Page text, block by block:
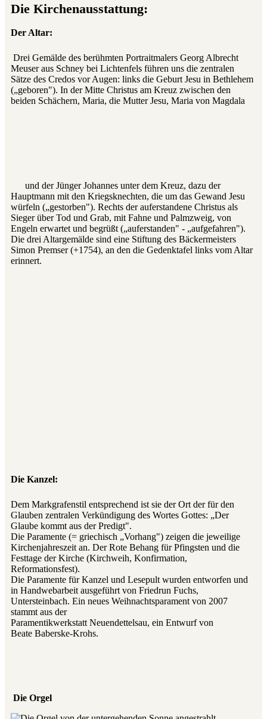
Die Kirchenausstattung:
Der Altar:
Drei Gemälde des berühmten Portraitmalers Georg Albrecht
Meuser aus Schney bei Lichtenfels führen uns die zentralen
Sätze des Credos vor Augen: links die Geburt Jesu in Bethlehem
(„geboren"). In der Mitte Christus am Kreuz zwischen den
beiden Schächern, Maria, die Mutter Jesu, Maria von Magdala
und der Jünger Johannes unter dem Kreuz, dazu der
Hauptmann mit den Kriegsknechten, die um das Gewand Jesu
würfeln („gestorben"). Rechts der auferstandene Christus als
Sieger über Tod und Grab, mit Fahne und Palmzweig, von
Engeln erwartet und begrüßt („auferstanden" - „aufgefahren").
Die drei Altargemälde sind eine Stiftung des Bäckermeisters
Simon Premser (+1754), an den die Gedenktafel links vom Altar
erinnert.
Die Kanzel:
Dem Markgrafenstil entsprechend ist sie der Ort der für den
Glauben zentralen Verkündigung des Wortes Gottes: „Der
Glaube kommt aus der Predigt".
Die Paramente (= griechisch „Vorhang") zeigen die jeweilige
Kirchenjahreszeit an. Der Rote Behang für Pfingsten und die
Festtage der Kirche (Kirchweih, Konfirmation,
Reformationsfest).
Die Paramente für Kanzel und Lesepult wurden entworfen und
in Handwebarbeit ausgeführt von Friedrun Fuchs,
Untersteinbach. Ein neues Weihnachtsparament von 2007
stammt aus der
Paramentikwerkstatt Neuendettelsau, ein Entwurf von
Beate Baberske-Krohs.
Die Orgel